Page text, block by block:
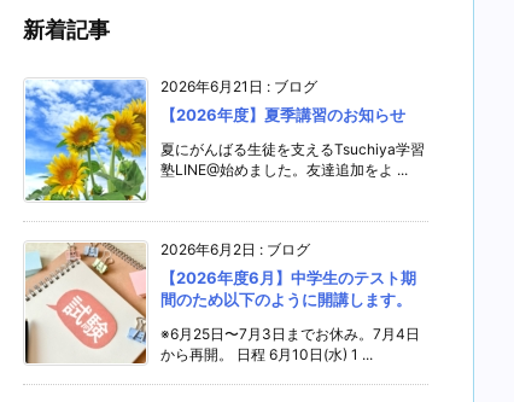
新着記事
2026年6月21日 : ブログ
【2026年度】夏季講習のお知らせ
夏にがんばる生徒を支えるTsuchiya学習
塾LINE@始めました。友達追加をよ ...
2026年6月2日 : ブログ
【2026年度6月】中学生のテスト期
間のため以下のように開講します。
※6月25日〜7月3日までお休み。7月4日
から再開。 日程 6月10日(水) 1 ...